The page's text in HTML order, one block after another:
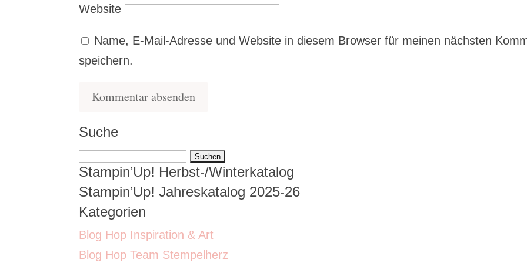
Website
Name, E-Mail-Adresse und Website in diesem Browser für meinen nächsten
speichern.
Suche
Suchen
nach:
Stampin’Up! Herbst-/Winterkatalog
Stampin’Up! Jahreskatalog 2025-26
Kategorien
Blog Hop Inspiration & Art
Blog Hop Team Stempelherz